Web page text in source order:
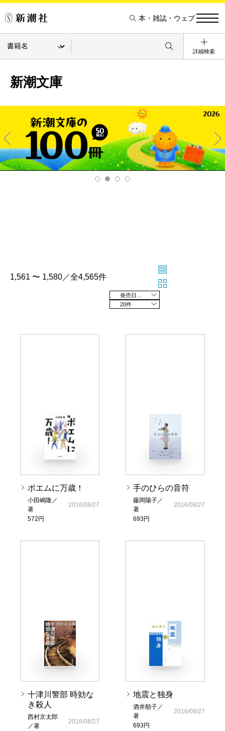
本・雑誌・ウェブ
詳細検索
新潮文庫
Pre
v
Ne
xt
1,561 〜 1,580／全4,565件
20件
ポエムに万歳！
小田嶋隆／
著
572円
2016/08/27
手のひらの音符
藤岡陽子／
著
693円
2016/08/27
十津川警部 時効な
き殺人
西村京太郎
／著
2016/08/27
地震と独身
酒井順子／
著
693円
2016/08/27